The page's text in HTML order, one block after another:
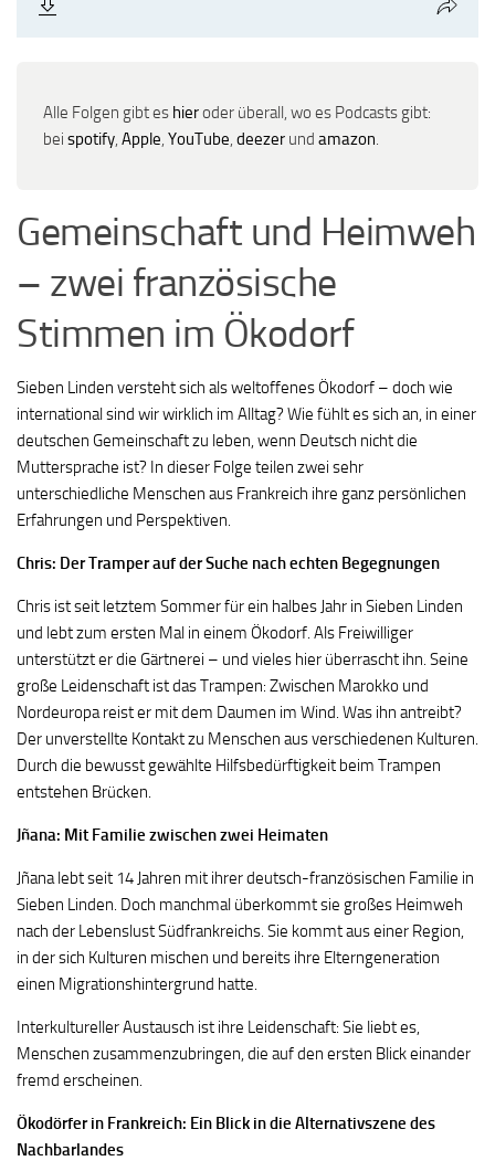
Alle Folgen gibt es hieroder überall, wo es Podcasts gibt:
bei spotify, Apple, YouTube, deezer und amazon.
Gemeinschaft und Heimweh
– zwei französische
Stimmen im Ökodorf
Sieben Linden versteht sich als weltoffenes Ökodorf – doch wie
international sind wir wirklich im Alltag? Wie fühlt es sich an, in einer
deutschen Gemeinschaft zu leben, wenn Deutsch nicht die
Muttersprache ist? In dieser Folge teilen zwei sehr
unterschiedliche Menschen aus Frankreich ihre ganz persönlichen
Erfahrungen und Perspektiven.
Chris: Der Tramper auf der Suche nach echten Begegnungen
Chris ist seit letztem Sommer für ein halbes Jahr in Sieben Linden
und lebt zum ersten Mal in einem Ökodorf. Als Freiwilliger
unterstützt er die Gärtnerei – und vieles hier überrascht ihn. Seine
große Leidenschaft ist das Trampen: Zwischen Marokko und
Nordeuropa reist er mit dem Daumen im Wind. Was ihn antreibt?
Der unverstellte Kontakt zu Menschen aus verschiedenen Kulturen.
Durch die bewusst gewählte Hilfsbedürftigkeit beim Trampen
entstehen Brücken.
Jñana: Mit Familie zwischen zwei Heimaten
Jñana lebt seit 14 Jahren mit ihrer deutsch-französischen Familie in
Sieben Linden. Doch manchmal überkommt sie großes Heimweh
nach der Lebenslust Südfrankreichs. Sie kommt aus einer Region,
in der sich Kulturen mischen und bereits ihre Elterngeneration
einen Migrationshintergrund hatte.
Interkultureller Austausch ist ihre Leidenschaft: Sie liebt es,
Menschen zusammenzubringen, die auf den ersten Blick einander
fremd erscheinen.
Ökodörfer in Frankreich: Ein Blick in die Alternativszene des
Nachbarlandes